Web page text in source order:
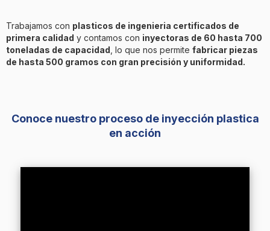
Trabajamos con plasticos de ingenieria certificados de
primera calidad y contamos con inyectoras de 60 hasta 700
toneladas de capacidad , lo que nos permite fabricar piezas
de hasta 500 gramos con gran precisión y uniformidad.
Conoce nuestro proceso de inyección plastica
en acción